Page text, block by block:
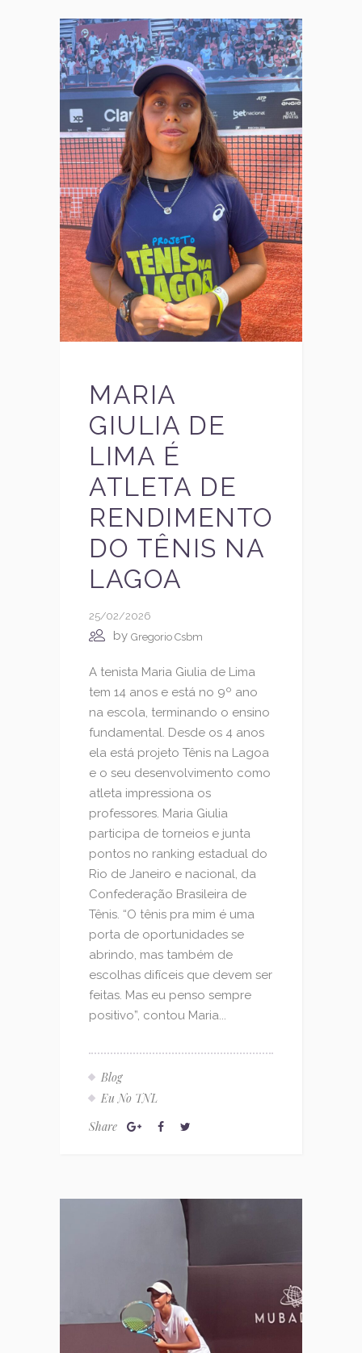
MARIA
GIULIA DE
LIMA É
ATLETA DE
RENDIMENTO
DO TÊNIS NA
LAGOA
25/02/2026
by Gregorio Csbm
A tenista Maria Giulia de Lima
tem 14 anos e está no 9º ano
na escola, terminando o ensino
fundamental. Desde os 4 anos
ela está projeto Tênis na Lagoa
e o seu desenvolvimento como
atleta impressiona os
professores. Maria Giulia
participa de torneios e junta
pontos no ranking estadual do
Rio de Janeiro e nacional, da
Confederação Brasileira de
Tênis. “O tênis pra mim é uma
porta de oportunidades se
abrindo, mas também de
escolhas difíceis que devem ser
feitas. Mas eu penso sempre
positivo”, contou Maria...
Blog
Eu No TNL
Share